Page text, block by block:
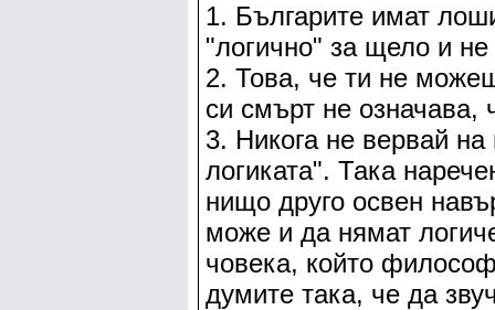
1. Българите имат
"логично" за щело и
2. Това, че ти не
си смърт не означава,
3. Никога не вервай на
логиката". Така
нищо друго освен
може и да нямат
човека, който
думите така, че да